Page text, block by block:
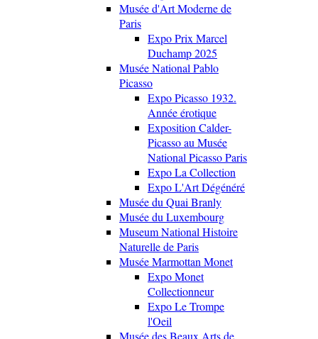
Musée d'Art Moderne de
Paris
Expo Prix Marcel
Duchamp 2025
Musée National Pablo
Picasso
Expo Picasso 1932.
Année érotique
Exposition Calder-
Picasso au Musée
National Picasso Paris
Expo La Collection
Expo L'Art Dégénéré
Musée du Quai Branly
Musée du Luxembourg
Museum National Histoire
Naturelle de Paris
Musée Marmottan Monet
Expo Monet
Collectionneur
Expo Le Trompe
l'Oeil